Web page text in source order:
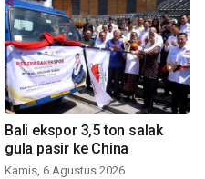
Bali ekspor 3,5 ton salak
gula pasir ke China
Kamis, 6 Agustus 2026